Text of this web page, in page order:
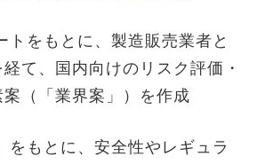
トをもとに、製造販売業者と
て、国内向けのリスク評価・
（「業界案」）を作成
をもとに、安全性やレギュラ